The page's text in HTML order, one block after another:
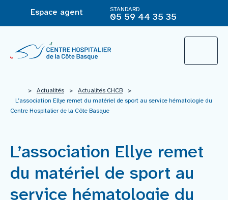
Espace agent STANDARD
05 59 44 35 35
L’Hôpital
Offre de soins
Agir pour ma santé
> Actualités > Actualités CHCB
>
L’association Ellye remet du matériel de sport au service hématologie du
Centre Hospitalier de la Côte Basque
L’association Ellye remet
du matériel de sport au
service hématologie du